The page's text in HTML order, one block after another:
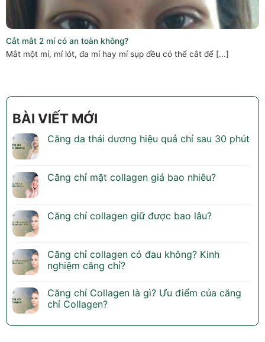
Cắt mắt 2 mí có an toàn không?
Mắt một mí, mí lót, đa mí hay mí sụp đều có thể cắt để [...]
BÀI VIẾT MỚI
Căng da thái dương hiệu quả chỉ sau 30 phút
Căng chỉ mặt collagen giá bao nhiêu?
Căng chỉ collagen giữ được bao lâu?
Căng chỉ collagen có đau không? Kinh
nghiệm căng chỉ?
Căng chỉ Collagen là gì? Ưu điểm của căng
chỉ Collagen?